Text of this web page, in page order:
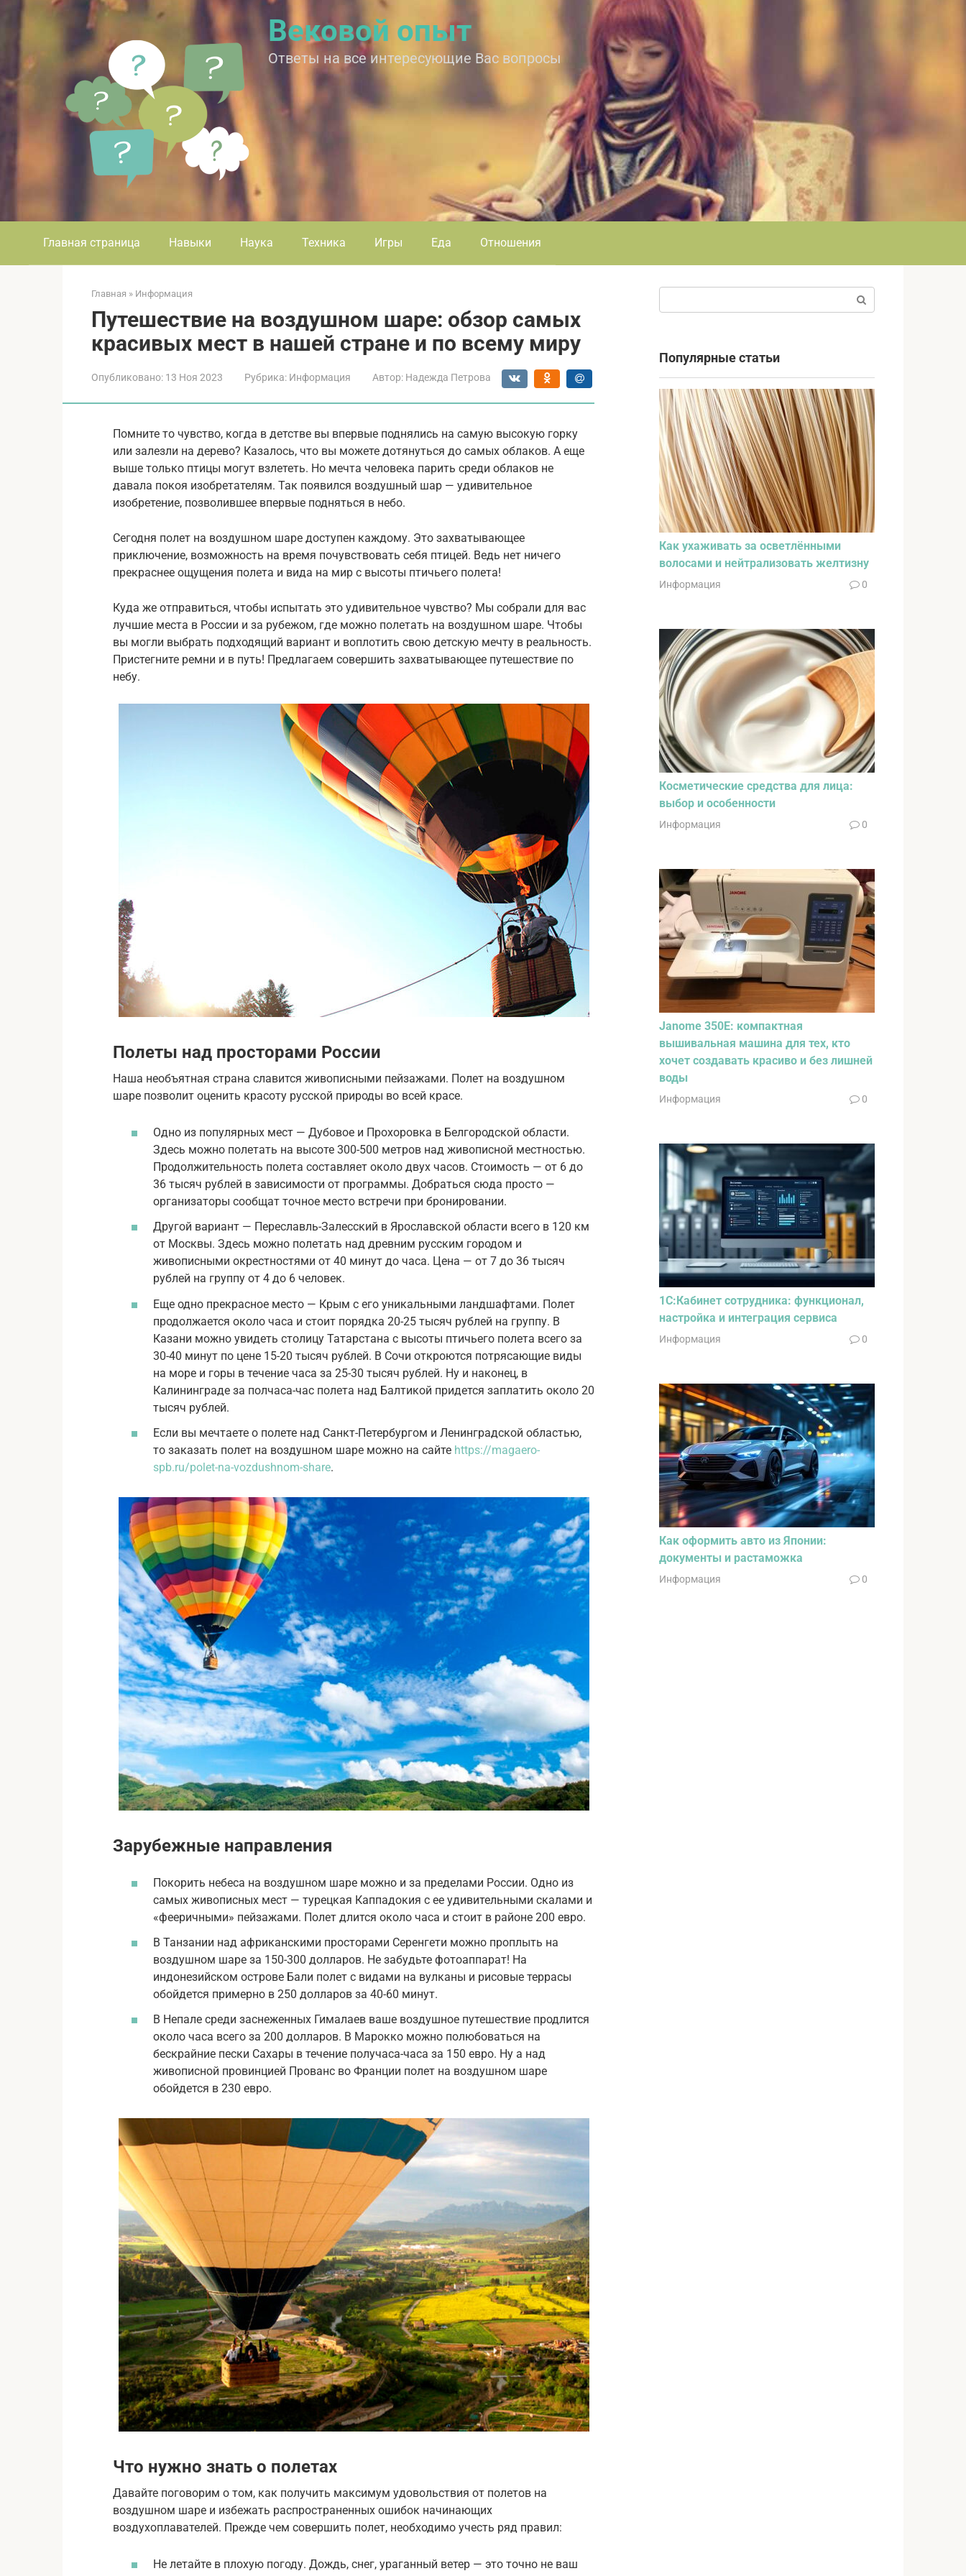
Вековой опыт
Ответы на все интересующие Вас вопросы
Главная страница Навыки Наука Техника Игры Еда Отношения
Главная » Информация
Путешествие на воздушном шаре: обзор самых
красивых мест в нашей стране и по всему миру
Опубликовано: 13 Ноя 2023 Рубрика: Информация Автор: Надежда Петрова
Помните то чувство, когда в детстве вы впервые поднялись на самую высокую горку
или залезли на дерево? Казалось, что вы можете дотянуться до самых облаков. А еще
выше только птицы могут взлететь. Но мечта человека парить среди облаков не
давала покоя изобретателям. Так появился воздушный шар — удивительное
изобретение, позволившее впервые подняться в небо.
Сегодня полет на воздушном шаре доступен каждому. Это захватывающее
приключение, возможность на время почувствовать себя птицей. Ведь нет ничего
прекраснее ощущения полета и вида на мир с высоты птичьего полета!
Куда же отправиться, чтобы испытать это удивительное чувство? Мы собрали для вас
лучшие места в России и за рубежом, где можно полетать на воздушном шаре. Чтобы
вы могли выбрать подходящий вариант и воплотить свою детскую мечту в реальность.
Пристегните ремни и в путь! Предлагаем совершить захватывающее путешествие по
небу.
Полеты над просторами России
Наша необъятная страна славится живописными пейзажами. Полет на воздушном
шаре позволит оценить красоту русской природы во всей красе.
Одно из популярных мест — Дубовое и Прохоровка в Белгородской области.
Здесь можно полетать на высоте 300-500 метров над живописной местностью.
Продолжительность полета составляет около двух часов. Стоимость — от 6 до
36 тысяч рублей в зависимости от программы. Добраться сюда просто —
организаторы сообщат точное место встречи при бронировании.
Другой вариант — Переславль-Залесский в Ярославской области всего в 120 км
от Москвы. Здесь можно полетать над древним русским городом и
живописными окрестностями от 40 минут до часа. Цена — от 7 до 36 тысяч
рублей на группу от 4 до 6 человек.
Еще одно прекрасное место — Крым с его уникальными ландшафтами. Полет
продолжается около часа и стоит порядка 20-25 тысяч рублей на группу. В
Казани можно увидеть столицу Татарстана с высоты птичьего полета всего за
30-40 минут по цене 15-20 тысяч рублей. В Сочи откроются потрясающие виды
на море и горы в течение часа за 25-30 тысяч рублей. Ну и наконец, в
Калининграде за полчаса-час полета над Балтикой придется заплатить около 20
тысяч рублей.
Если вы мечтаете о полете над Санкт-Петербургом и Ленинградской областью,
то заказать полет на воздушном шаре можно на сайте https://magaero-
spb.ru/polet-na-vozdushnom-share.
Зарубежные направления
Покорить небеса на воздушном шаре можно и за пределами России. Одно из
самых живописных мест — турецкая Каппадокия с ее удивительными скалами и
«фееричными» пейзажами. Полет длится около часа и стоит в районе 200 евро.
В Танзании над африканскими просторами Серенгети можно проплыть на
воздушном шаре за 150-300 долларов. Не забудьте фотоаппарат! На
индонезийском острове Бали полет с видами на вулканы и рисовые террасы
обойдется примерно в 250 долларов за 40-60 минут.
В Непале среди заснеженных Гималаев ваше воздушное путешествие продлится
около часа всего за 200 долларов. В Марокко можно полюбоваться на
бескрайние пески Сахары в течение получаса-часа за 150 евро. Ну а над
живописной провинцией Прованс во Франции полет на воздушном шаре
обойдется в 230 евро.
Что нужно знать о полетах
Давайте поговорим о том, как получить максимум удовольствия от полетов на
воздушном шаре и избежать распространенных ошибок начинающих
воздухоплавателей. Прежде чем совершить полет, необходимо учесть ряд правил:
Не летайте в плохую погоду. Дождь, снег, ураганный ветер — это точно не ваш
Популярные статьи
Как ухаживать за осветлёнными
волосами и нейтрализовать желтизну
Информация 0
Косметические средства для лица:
выбор и особенности
Информация 0
Janome 350E: компактная
вышивальная машина для тех, кто
хочет создавать красиво и без лишней
воды
Информация 0
1С:Кабинет сотрудника: функционал,
настройка и интеграция сервиса
Информация 0
Как оформить авто из Японии:
документы и растаможка
Информация 0